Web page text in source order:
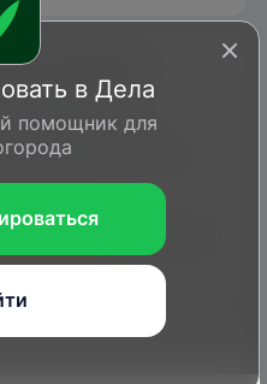
соловья
возвращаются
не образуя стай.
Африке.
7 11
в Дела
помощник для